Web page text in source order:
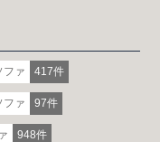
ファ 417件
ファ 97件
948件